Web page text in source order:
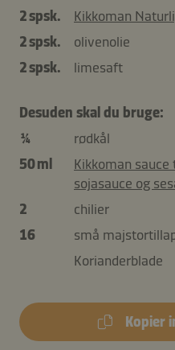
2 spsk.
Kikkoman
2 spsk.
olivenolie
2 spsk.
limesaft
Desuden skal du bruge:
¼
rødkål
50 ml
Kikkoman
sojasauce og
2
chilier
16
små
Korianderblade
Kopier